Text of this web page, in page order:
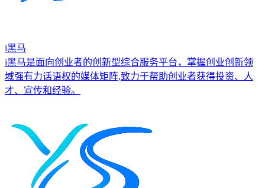
i黑马
i黑马是面向创业者的创新型综合服务平台，掌握创业创新领
域强有力话语权的媒体矩阵,致力于帮助创业者获得投资、人
才、宣传和经验。